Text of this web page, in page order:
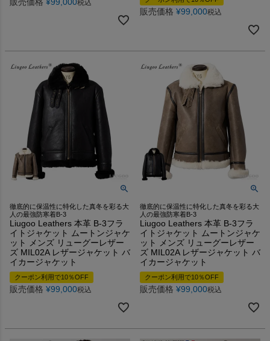
販売価格 ¥99,000税込
販売価格 ¥99,000税込
徹底的に保温性に特化した真冬を彩る大
人の最強防寒着B-3
Liugoo Leathers 本革 B-3フラ
イトジャケット ムートンジャケ
ット メンズ リューグーレザー
ズ MIL02A レザージャケット バ
イカージャケット
クーポン利用で10％OFF
販売価格 ¥99,000税込
徹底的に保温性に特化した真冬を彩る大
人の最強防寒着B-3
Liugoo Leathers 本革 B-3フラ
イトジャケット ムートンジャケ
ット メンズ リューグーレザー
ズ MIL02A レザージャケット バ
イカージャケット
クーポン利用で10％OFF
販売価格 ¥99,000税込